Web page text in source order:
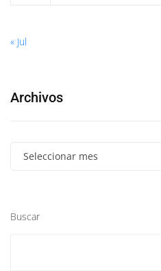
« Jul
Archivos
Seleccionar mes
Buscar